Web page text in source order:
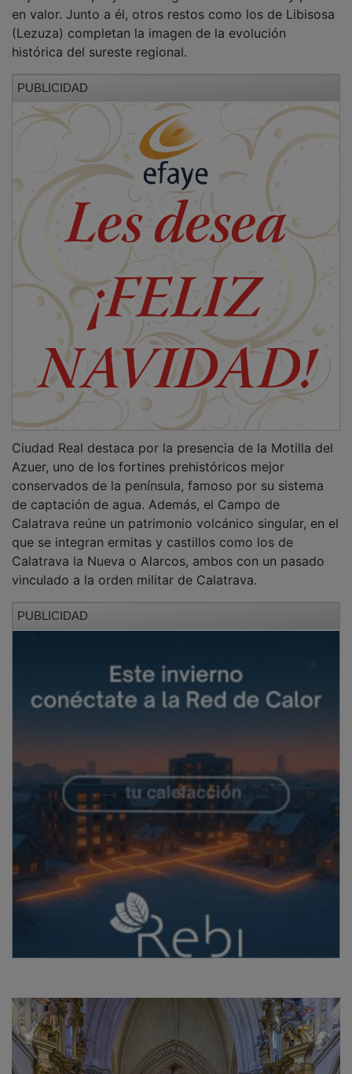
(Lezuza) completan la imagen de la evolución
histórica del sureste regional.
Azuer, uno de los fortines prehistóricos mejor
conservados de la península, famoso por su sistema
de captación de agua. Además, el Campo de
Calatrava reúne un patrimonio volcánico singular, en el
que se integran ermitas y castillos como los de
Calatrava la Nueva o Alarcos, ambos con un pasado
vinculado a la orden militar de Calatrava.